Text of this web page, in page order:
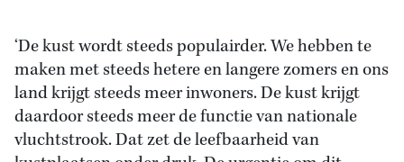
‘De kust wordt steeds populairder. We hebben te
maken met steeds hetere en langere zomers en ons
land krijgt steeds meer inwoners. De kust krijgt
daardoor steeds meer de functie van nationale
vluchtstrook. Dat zet de leefbaarheid van